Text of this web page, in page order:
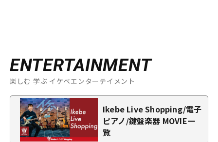
ENTERTAINMENT
楽しむ 学ぶ イケベエンターテイメント
Ikebe Live Shopping/電子
ピアノ/鍵盤楽器 MOVIE一
覧